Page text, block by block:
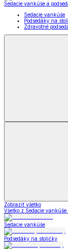
Sedacie vankúše a
Sedacie vankúše
Podsedáky na
Zdravotné
Zobraziť všetko
Všetko z Sedacie vankúše
Sedacie vankúše
Podsedáky na stoličky